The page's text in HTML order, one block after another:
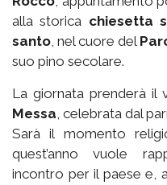
alla storica chiesetta
santo, nel cuore del
suo pino secolare.
La giornata prenderà il
Messa, celebrata dal
Sarà il momento
quest’anno vuole
incontro per il paese e,